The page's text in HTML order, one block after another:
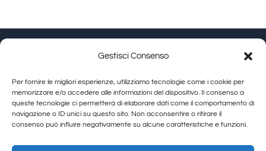
Gestisci Consenso
Per fornire le migliori esperienze, utilizziamo tecnologie come i cookie per
memorizzare e/o accedere alle informazioni del dispositivo. Il consenso a
queste tecnologie ci permetterà di elaborare dati come il comportamento di
navigazione o ID unici su questo sito. Non acconsentire o ritirare il
consenso può influire negativamente su alcune caratteristiche e funzioni.
Calamandrei 145 Arezzo (AR) |Cookie Policy|Privacy
Policy
Allegra Toscana Arezzo